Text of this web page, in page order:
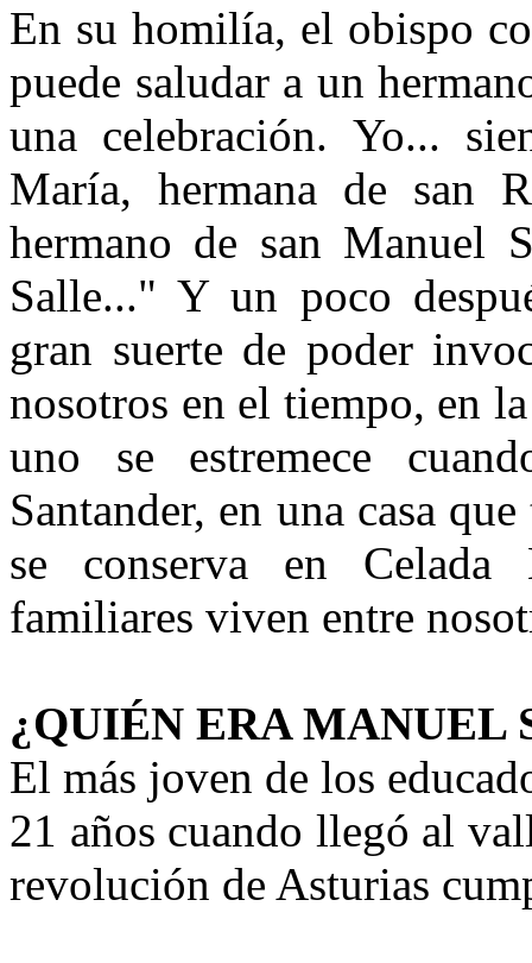
En su homilía, el obispo
puede saludar a un
una celebración. Yo...
María, hermana de san
hermano de san Manuel
Salle..." Y un poco
gran suerte de poder
nosotros en el tiempo, en
uno se estremece
Santander, en una casa
se conserva en
familiares viven entre
¿QUIÉN ERA MANUEL
El más joven de los
21 años cuando llegó al
revolución de Asturias